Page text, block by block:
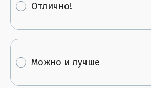
Отлично!
Можно и лучше